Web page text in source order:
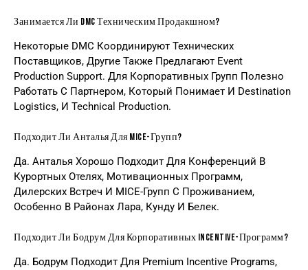
Занимается Ли DMC Техническим Продакшном?
Некоторые DMC Координируют Технических
Поставщиков, Другие Также Предлагают Event
Production Support. Для Корпоративных Групп Полезно
Работать С Партнером, Который Понимает И Destination
Logistics, И Technical Production.
Подходит Ли Анталья Для MICE-Групп?
Да. Анталья Хорошо Подходит Для Конференций В
Курортных Отелях, Мотивационных Программ,
Дилерских Встреч И MICE-Групп С Проживанием,
Особенно В Районах Лара, Кунду И Белек.
Подходит Ли Бодрум Для Корпоративных Incentive-Программ?
Да. Бодрум Подходит Для Premium Incentive Programs,